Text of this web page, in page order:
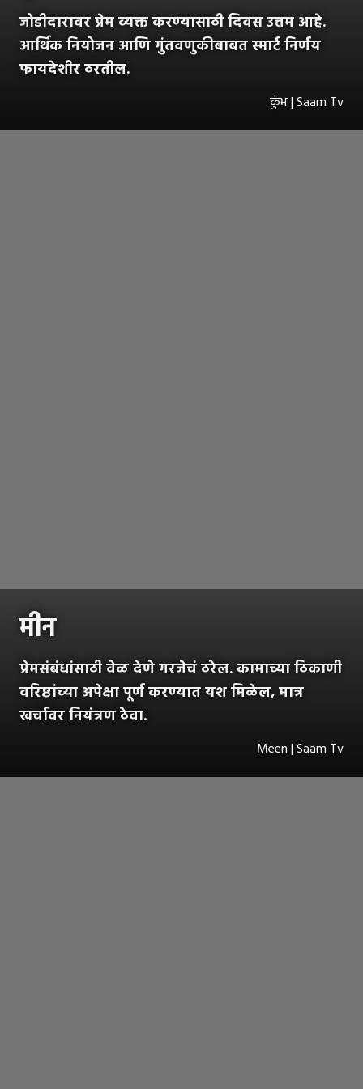
जोडीदारावर प्रेम व्यक्त करण्यासाठी दिवस उत्तम आहे.
आर्थिक नियोजन आणि गुंतवणुकीबाबत स्मार्ट निर्णय
फायदेशीर ठरतील.
कुंभ | Saam Tv
मीन
प्रेमसंबंधांसाठी वेळ देणे गरजेचं ठरेल. कामाच्या ठिकाणी
वरिष्ठांच्या अपेक्षा पूर्ण करण्यात यश मिळेल, मात्र
खर्चावर नियंत्रण ठेवा.
Meen | Saam Tv